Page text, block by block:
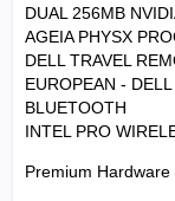
DUAL 256MB
AGEIA PHYSX
DELL TRAVEL
EUROPEAN -
BLUETOOTH
INTEL PRO
Premium